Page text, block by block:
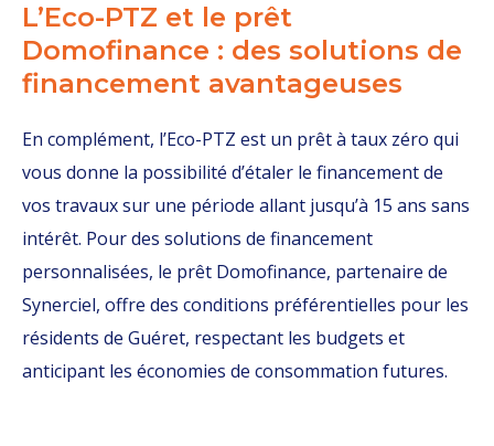
L’Eco-PTZ et le prêt
Domofinance : des solutions de
financement avantageuses
En complément, l’Eco-PTZ est un prêt à taux zéro qui
vous donne la possibilité d’étaler le financement de
vos travaux sur une période allant jusqu’à 15 ans sans
intérêt. Pour des solutions de financement
personnalisées, le prêt Domofinance, partenaire de
Synerciel, offre des conditions préférentielles pour les
résidents de Guéret, respectant les budgets et
anticipant les économies de consommation futures.